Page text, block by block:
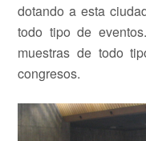
dotando a esta
todo tipo de
muestras de todo
congresos.